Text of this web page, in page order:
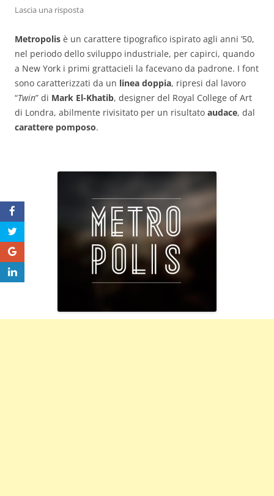
Lascia una risposta
Metropolis è un carattere tipografico ispirato agli anni ’50,
nel periodo dello sviluppo industriale, per capirci, quando
a New York i primi grattacieli la facevano da padrone. I font
sono caratterizzati da un linea doppia, ripresi dal lavoro
“Twin” di Mark El-Khatib, designer del Royal College of Art
di Londra, abilmente rivisitato per un risultato audace, dal
carattere pomposo.